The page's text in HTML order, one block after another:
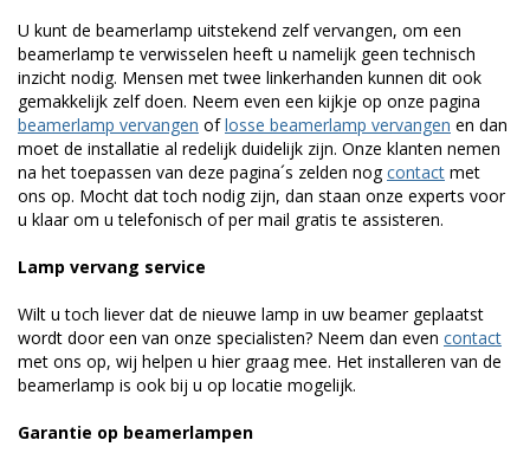
U kunt de beamerlamp uitstekend zelf vervangen, om een
beamerlamp te verwisselen heeft u namelijk geen technisch
inzicht nodig. Mensen met twee linkerhanden kunnen dit ook
gemakkelijk zelf doen. Neem even een kijkje op onze pagina
beamerlamp vervangen oflosse beamerlamp vervangen en dan
moet de installatie al redelijk duidelijk zijn. Onze klanten nemen
na het toepassen van deze pagina´s zelden nogcontact met
ons op. Mocht dat toch nodig zijn, dan staan onze experts voor
u klaar om u telefonisch of per mail gratis te assisteren.
Lamp vervang service
Wilt u toch liever dat de nieuwe lamp in uw beamer geplaatst
wordt door een van onze specialisten? Neem dan even contact
met ons op, wij helpen u hier graag mee. Het installeren van de
beamerlamp is ook bij u op locatie mogelijk.
Garantie op beamerlampen